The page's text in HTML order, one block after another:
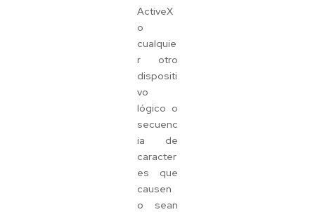
ActiveX
o
cualquie
r otro
dispositi
vo
lógico o
secuenc
ia de
caracter
es que
causen
o sean